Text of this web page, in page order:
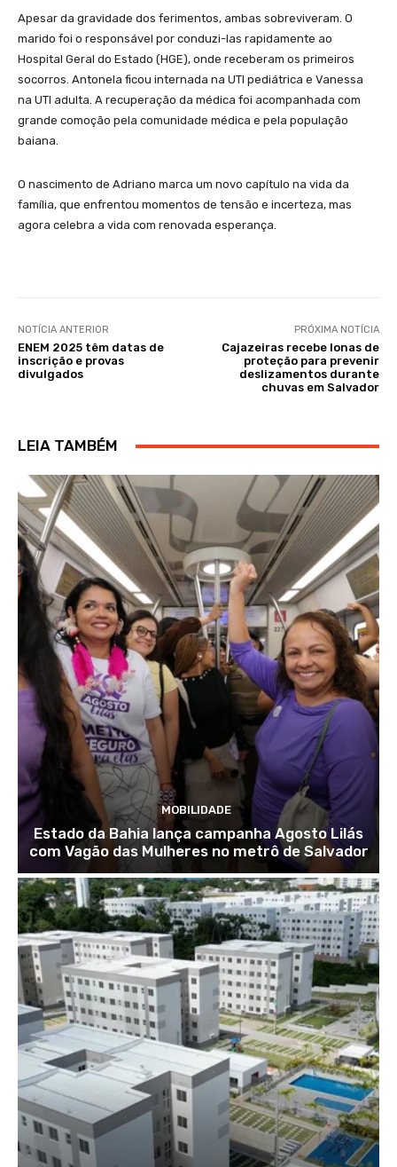
Apesar da gravidade dos ferimentos, ambas sobreviveram. O
marido foi o responsável por conduzi-las rapidamente ao
Hospital Geral do Estado (HGE), onde receberam os primeiros
socorros. Antonela ficou internada na UTI pediátrica e Vanessa
na UTI adulta. A recuperação da médica foi acompanhada com
grande comoção pela comunidade médica e pela população
baiana.
O nascimento de Adriano marca um novo capítulo na vida da
família, que enfrentou momentos de tensão e incerteza, mas
agora celebra a vida com renovada esperança.
NOTÍCIA ANTERIOR
ENEM 2025 têm datas de
inscrição e provas
divulgados
PRÓXIMA NOTÍCIA
Cajazeiras recebe lonas de
proteção para prevenir
deslizamentos durante
chuvas em Salvador
LEIA TAMBÉM
MOBILIDADE
Estado da Bahia lança campanha Agosto Lilás
com Vagão das Mulheres no metrô de Salvador